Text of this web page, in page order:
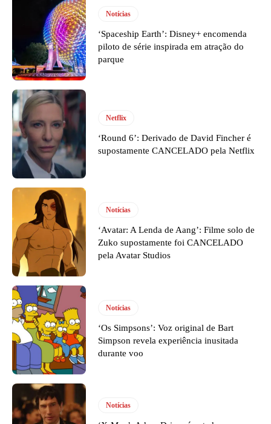
Notícias
‘Spaceship Earth’: Disney+ encomenda
piloto de série inspirada em atração do
parque
Netflix
‘Round 6’: Derivado de David Fincher é
supostamente CANCELADO pela Netflix
Notícias
‘Avatar: A Lenda de Aang’: Filme solo de
Zuko supostamente foi CANCELADO
pela Avatar Studios
Notícias
‘Os Simpsons’: Voz original de Bart
Simpson revela experiência inusitada
durante voo
Notícias